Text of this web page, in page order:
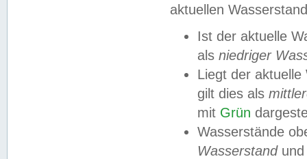
aktuellen
Ist der aktuelle
als niedriger
Liegt der
gilt dies als
mit Grün
Wasserstände
Wasserstandund